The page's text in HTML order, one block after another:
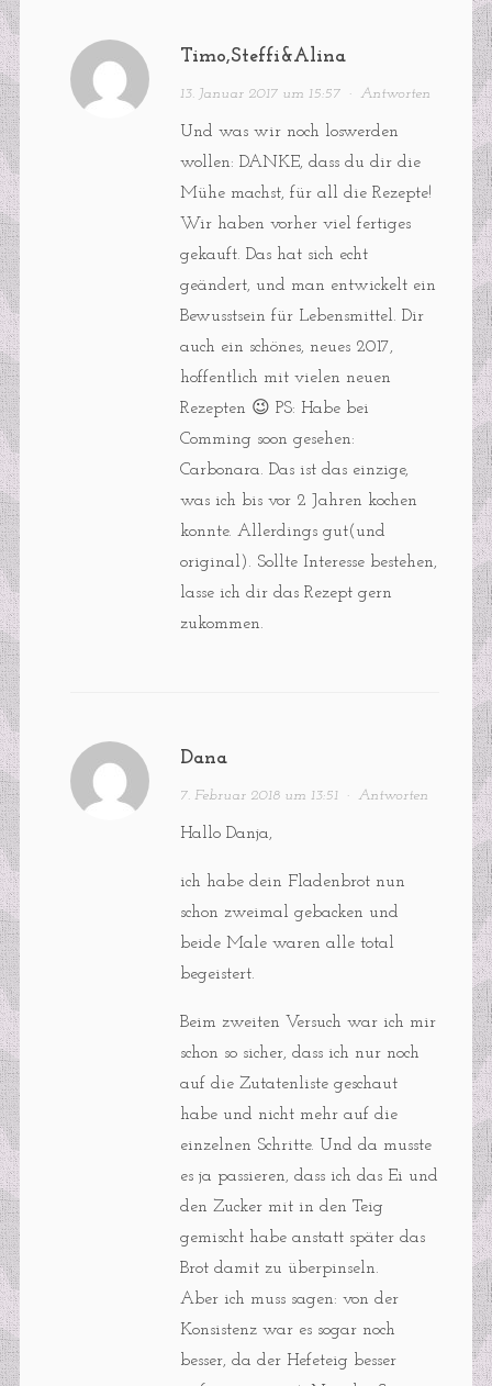
Timo,Steffi&Alina
13. Januar 2017 um 15:57· Antworten
Und was wir noch loswerden
wollen: DANKE, dass du dir die
Mühe machst, für all die Rezepte!
Wir haben vorher viel fertiges
gekauft. Das hat sich echt
geändert, und man entwickelt ein
Bewusstsein für Lebensmittel. Dir
auch ein schönes, neues 2017,
hoffentlich mit vielen neuen
Rezepten 😉 PS: Habe bei
Comming soon gesehen:
Carbonara. Das ist das einzige,
was ich bis vor 2 Jahren kochen
konnte. Allerdings gut(und
original). Sollte Interesse bestehen,
lasse ich dir das Rezept gern
zukommen.
Dana
7. Februar 2018 um 13:51· Antworten
Hallo Danja,
ich habe dein Fladenbrot nun
schon zweimal gebacken und
beide Male waren alle total
begeistert.
Beim zweiten Versuch war ich mir
schon so sicher, dass ich nur noch
auf die Zutatenliste geschaut
habe und nicht mehr auf die
einzelnen Schritte. Und da musste
es ja passieren, dass ich das Ei und
den Zucker mit in den Teig
gemischt habe anstatt später das
Brot damit zu überpinseln.
Aber ich muss sagen: von der
Konsistenz war es sogar noch
besser, da der Hefeteig besser